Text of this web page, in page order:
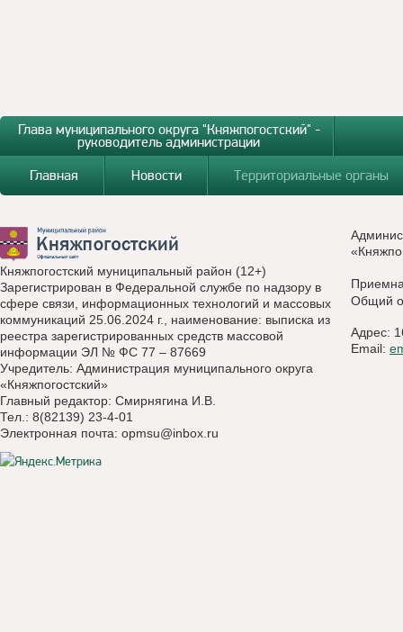
Глава муниципального округа "Княжпогостский" -
руководитель администрации
Главная
Новости Территориальные органы
Княжпогостский муниципальный район (12+)
Зарегистрирован в Федеральной службе по надзору в
сфере связи, информационных технологий и массовых
коммуникаций 25.06.2024 г., наименование: выписка из
реестра зарегистрированных средств массовой
информации ЭЛ № ФС 77 – 87669
Учредитель: Администрация муниципального округа
«Княжпогостский»
Главный редактор: Смирнягина И.В.
Тел.: 8(82139) 23-4-01
Электронная почта: opmsu@inbox.ru
Общий
Адрес:
Email: